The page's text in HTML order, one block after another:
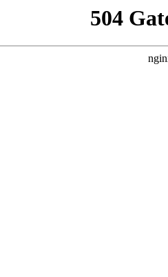
504